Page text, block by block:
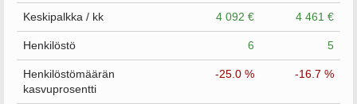
Keskipalkka / kk 4 092 € 4 461 €
Henkilöstö 6 5
Henkilöstömäärän
kasvuprosentti
-25.0 % -16.7 %